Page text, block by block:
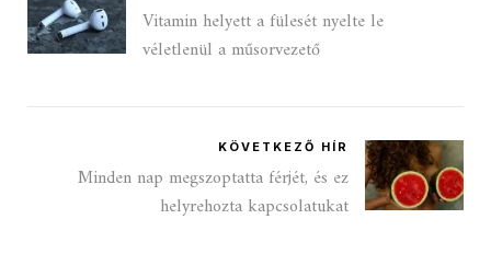
Vitamin helyett a fülesét nyelte le
véletlenül a műsorvezető
KÖVETKEZŐ HÍR
Minden nap megszoptatta férjét, és ez
helyrehozta kapcsolatukat